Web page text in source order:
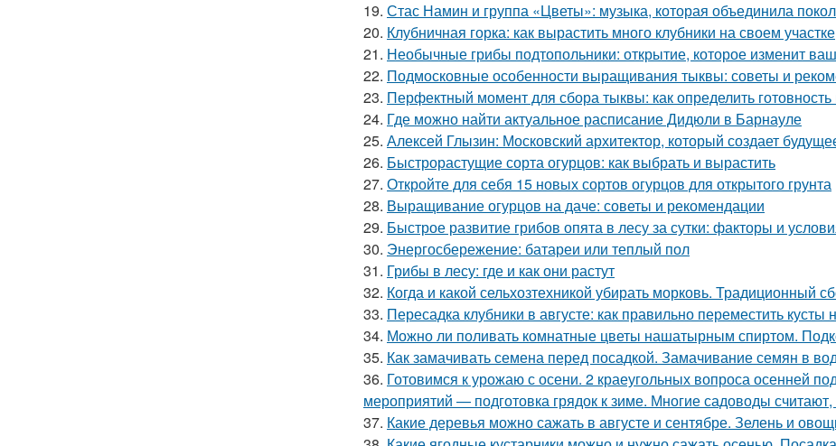
19. Стас Намин и группа «Цветы»: музыка, которая объединила
20. Клубничная горка: как вырастить много клубники на своем участке
21. Необычные грибы подтопольники: открытие, которое изменит
22. Подмосковные особенности выращивания тыквы: советы и
23. Перфектный момент для сбора тыквы: как определить
24. Где можно найти актуальное расписание Дидюли в Барнауле
25. Алексей Глызин: Московский архитектор, который создает
26. Быстрорастущие сорта огурцов: как выбрать и вырастить
27. Откройте для себя 15 новых сортов огурцов для открытого грунта
28. Выращивание огурцов на даче: советы и рекомендации
29. Быстрое развитие грибов опята в лесу за сутки: факторы и
30. Энергосбережение: батареи или теплый пол
31. Грибы в лесу: где и как они растут
32. Когда и какой сельхозтехникой убирать морковь. Традиционный
33. Пересадка клубники в августе: как правильно переместить кусты
34. Можно ли поливать комнатные цветы нашатырным спиртом.
35. Как замачивать семена перед посадкой. Замачивание семян в
36. Готовимся к урожаю с осени. 2 краеугольных вопроса осенней
мероприятий — подготовка грядок к зиме. Многие садоводы
37. Какие деревья можно сажать в августе и сентябре. Зелень и